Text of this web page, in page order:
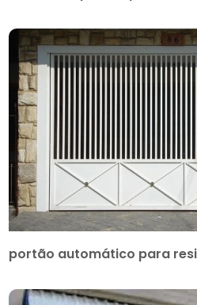
portão automático para